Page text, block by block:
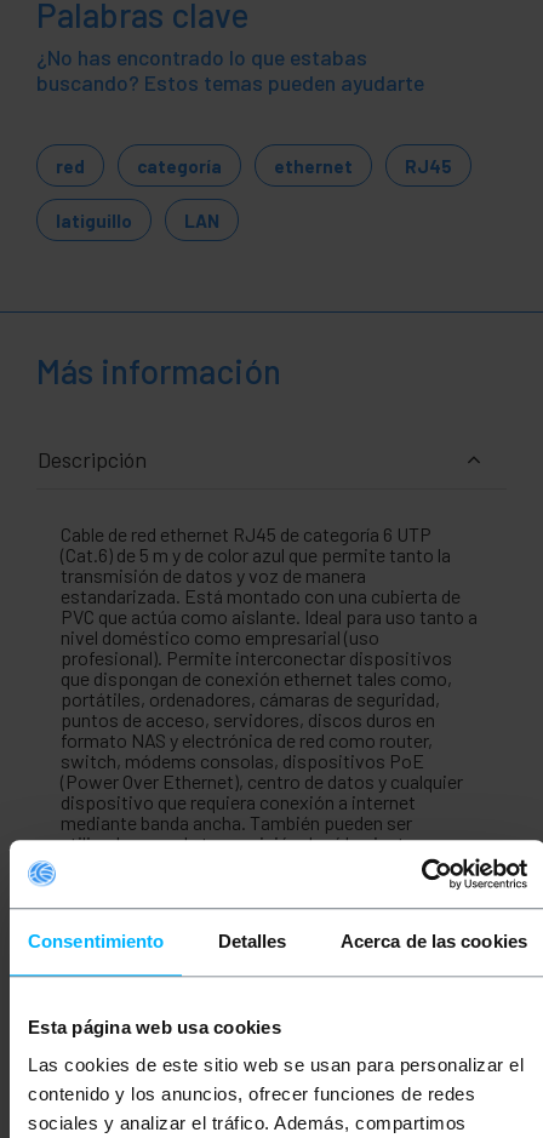
Consentimiento Detalles Acerca de las cookies
Esta página web usa cookies
Las cookies de este sitio web se usan para personalizar el
contenido y los anuncios, ofrecer funciones de redes
sociales y analizar el tráfico. Además, compartimos
Palabras clave
¿No has encontrado lo que estabas
buscando? Estos temas pueden ayudarte
red categoría ethernet RJ45
latiguillo LAN
Más información
Descripción
Cable de red ethernet RJ45 de categoría 6 UTP
(Cat.6) de 5 m y de color azul que permite tanto la
transmisión de datos y voz de manera
estandarizada. Está montado con una cubierta de
PVC que actúa como aislante. Ideal para uso tanto a
nivel doméstico como empresarial (uso
profesional). Permite interconectar dispositivos
que dispongan de conexión ethernet tales como,
portátiles, ordenadores, cámaras de seguridad,
puntos de acceso, servidores, discos duros en
formato NAS y electrónica de red como router,
switch, módems consolas, dispositivos PoE
(Power Over Ethernet), centro de datos y cualquier
dispositivo que requiera conexión a internet
mediante banda ancha. También pueden ser
utilizados para la transmisión de vídeo junto con
kits transmisores de vídeo especiales. Diseño con
máximo las interferencias eléctricas y acorde a la
(Cat. 6).
Cable ethernet de color azul.
Velocidad de transmisión: 1Gbps (1000Mbps)
sobre 100 metros.
Ancho de banda máximo por normativa: 250